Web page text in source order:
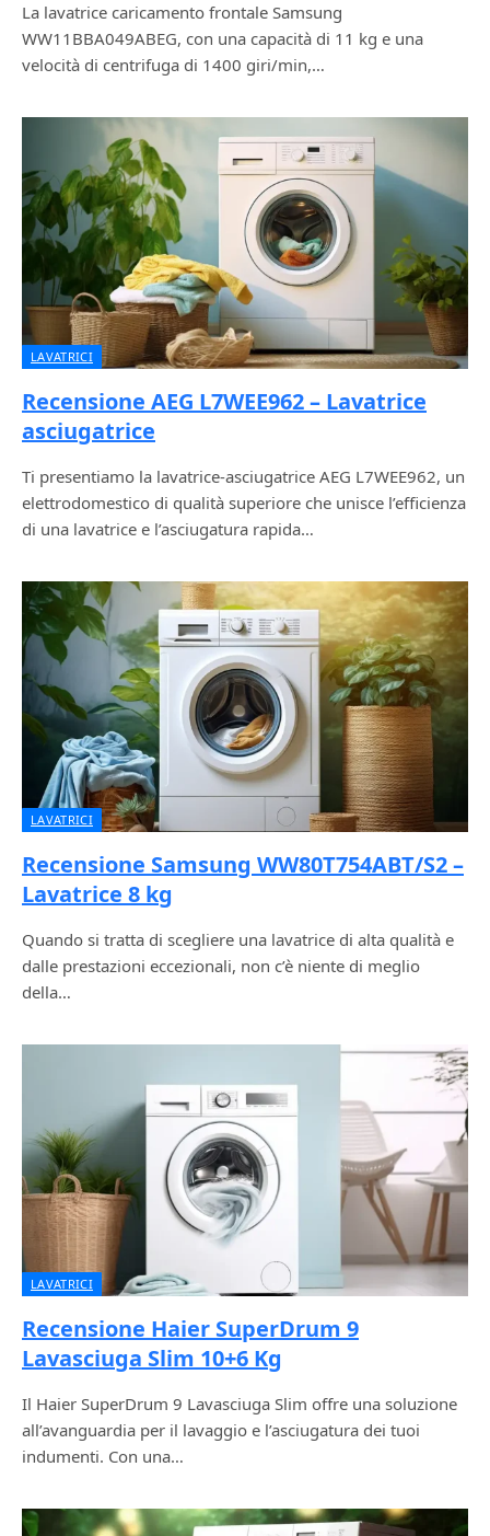
La lavatrice caricamento frontale Samsung
WW11BBA049ABEG, con una capacità di 11 kg e una
velocità di centrifuga di 1400 giri/min,…
LAVATRICI
Recensione AEG L7WEE962 – Lavatrice
asciugatrice
Ti presentiamo la lavatrice-asciugatrice AEG L7WEE962, un
elettrodomestico di qualità superiore che unisce l’efficienza
di una lavatrice e l’asciugatura rapida…
LAVATRICI
Recensione Samsung WW80T754ABT/S2 –
Lavatrice 8 kg
Quando si tratta di scegliere una lavatrice di alta qualità e
dalle prestazioni eccezionali, non c’è niente di meglio
della…
LAVATRICI
Recensione Haier SuperDrum 9
Lavasciuga Slim 10+6 Kg
Il Haier SuperDrum 9 Lavasciuga Slim offre una soluzione
all’avanguardia per il lavaggio e l’asciugatura dei tuoi
indumenti. Con una…